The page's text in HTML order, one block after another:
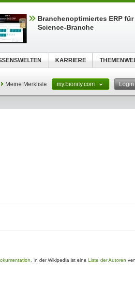
Meine Merkliste my.bionity.com Login
. In der Wikipedia ist eine Liste der Autoren
Branchenoptimiertes ERP
Science-Branche
KARRIERE